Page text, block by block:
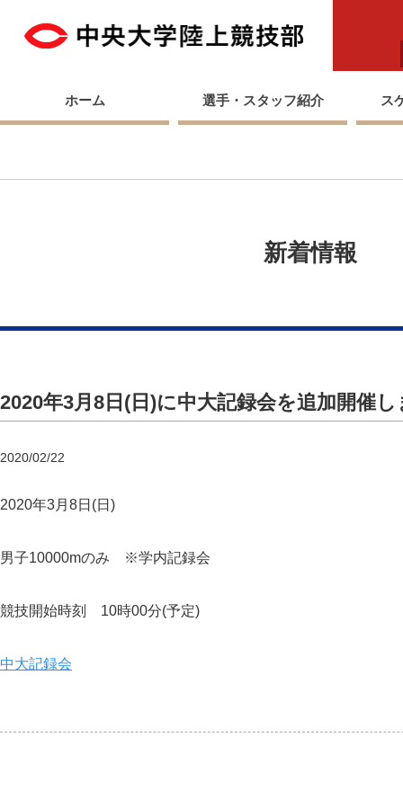
ホーム 選手・スタッフ紹介 ス
新着情報
2020年3月8日(日)に中大記録会を追加開催し
2020/02/22
2020年3月8日(日)
男子10000mのみ ※学内記録会
競技開始時刻 10時00分(予定)
中大記録会